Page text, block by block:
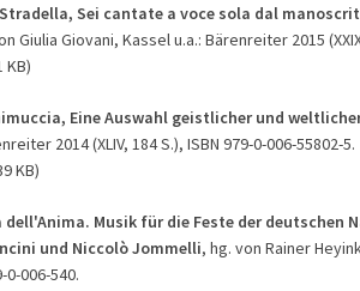
Sei cantate a voce sola dal
Giulia Giovani, Kassel u.a.: Bärenreiter 2015
KB)
Eine Auswahl geistlicher und
2014 (XLIV, 184 S.), ISBN 979-0-006-55802-5.
KB)
dell'Anima. Musik für die Feste der deutschen
und Niccolò Jommelli, hg. von Rainer
0-006-540.